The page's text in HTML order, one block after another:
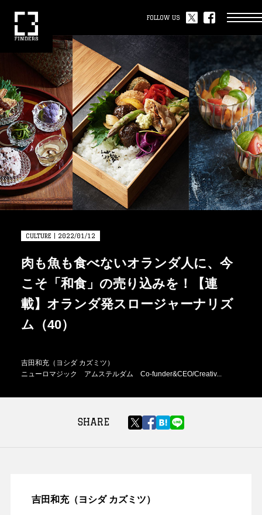
FOLLOW US
CULTURE | 2022/01/12
肉も魚も食べないオランダ人に、今
こそ「和食」の売り込みを！【連
載】オランダ発スロージャーナリズ
ム（40）
吉田和充（ヨシダ カズミツ）
ニューロマジック アムステルダム Co-funder&CEO/Creativ...
SHARE
吉田和充（ヨシダ カズミツ）